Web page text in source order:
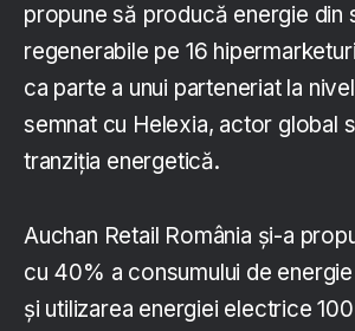
propune să producă energie din
regenerabile pe 16
ca parte a unui parteneriat la
semnat cu Helexia, actor global
tranziția energetică.
Auchan Retail România și-a
cu 40% a consumului de
și utilizarea energiei electrice